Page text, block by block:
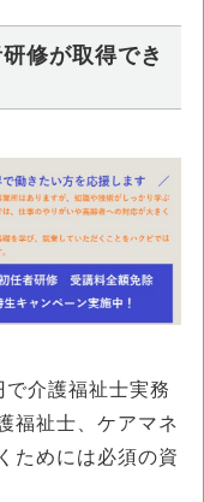
修が取得でき
介護福祉士実務
福祉士、ケアマネ
ためには必須の資